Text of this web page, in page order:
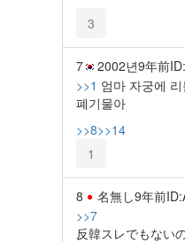
3
7 2002년9年前
>>1 엄마 자궁에
폐기물아
>>8>>14
1
8 名無し9年前
>>7
反韓スレでもない